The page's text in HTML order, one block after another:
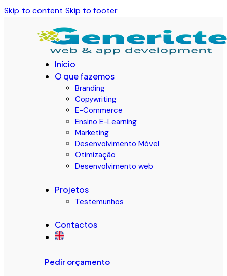
Skip to content Skip to footer
Início
O que fazemos
Branding
Copywriting
E-Commerce
Ensino E-Learning
Marketing
Desenvolvimento Móvel
Otimização
Desenvolvimento web
Projetos
Testemunhos
Contactos
Pedir orçamento